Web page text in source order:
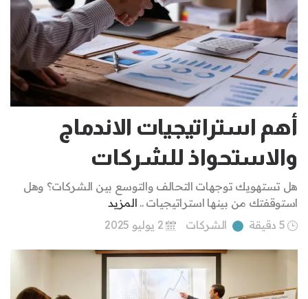
أهم استراتيجيات الاندماج
والاستحواذ للشركات
هل تستهويك توجهات التحالف والتوسع بين الشركات؟ وهل
استوقفتك من بينها استراتيجيات .. المزيد
5 دقيقة
الشركات 2 يوليو 2025